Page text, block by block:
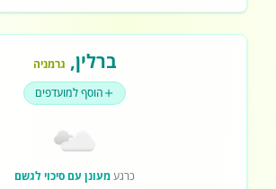
ברלין, גרמניה
הוסף למועדפים
כרגעמעונן עם סיכוי לגשם